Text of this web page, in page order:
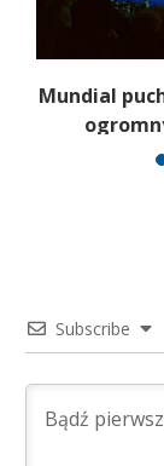
Mundial
Subscribe